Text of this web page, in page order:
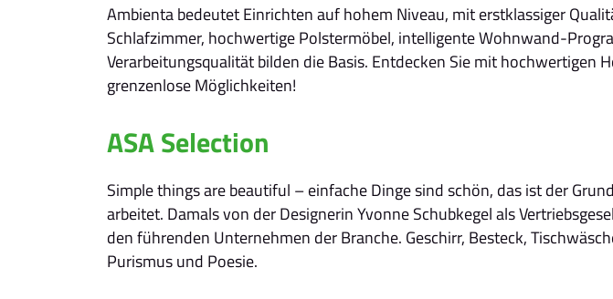
Ambienta bedeutet Einrichten auf hohem Niveau, mit erstklassiger
Schlafzimmer, hochwertige Polstermöbel, intelligente Wohnwand-
Verarbeitungsqualität bilden die Basis. Entdecken Sie mit hochwertigen
grenzenlose Möglichkeiten!
ASA Selection
Simple things are beautiful – einfache Dinge sind schön, das ist der
arbeitet. Damals von der Designerin Yvonne Schubkegel als
den führenden Unternehmen der Branche. Geschirr, Besteck,
Purismus und Poesie.